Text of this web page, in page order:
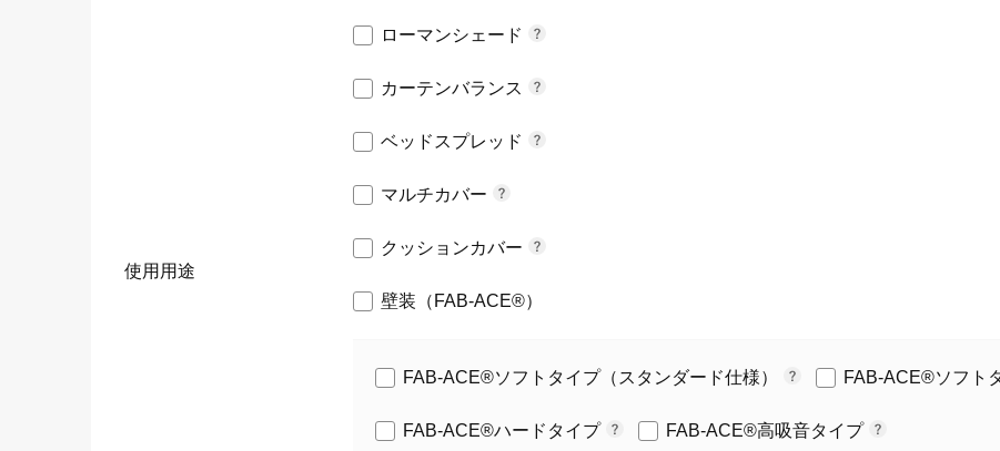
使用用途
ローマンシェード
カーテンバランス
ベッドスプレッド
マルチカバー
クッションカバー
壁装（FAB-ACE®）
FAB-ACE®ソフトタイプ（スタンダード仕様） FAB-ACE®ソフト
FAB-ACE®ハードタイプ FAB-ACE®高吸音タイプ